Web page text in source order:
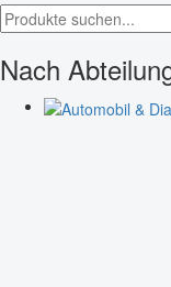
Nach